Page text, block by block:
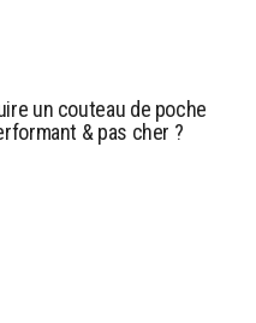
un couteau de poche
& pas cher ?